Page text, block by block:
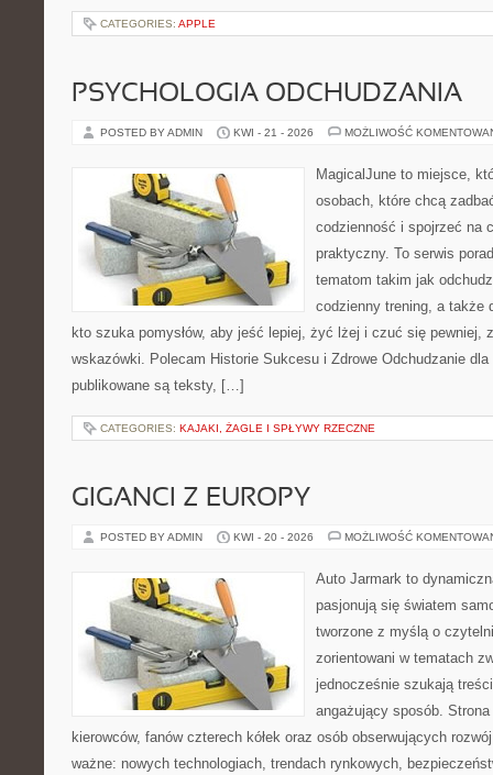
CATEGORIES: APPLE
PSYCHOLOGIA ODCHUDZANIA
POSTED BY ADMIN KWI - 21 - 2026 MOŻLIWOŚĆ
MagicalJune to miejsce,
osobach, które chcą
codzienność i spojrzeć na
praktyczny. To serwis
tematom takim jak
codzienny trening, a także
kto szuka pomysłów, aby jeść lepiej, żyć lżej i czuć się pewniej,
wskazówki. Polecam Historie Sukcesu i Zdrowe Odchudzanie
publikowane są teksty, […]
CATEGORIES: KAJAKI, ŻAGLE I SPŁYWY RZECZNE
GIGANCI Z EUROPY
POSTED BY ADMIN KWI - 20 - 2026 MOŻLIWOŚĆ
Auto Jarmark to
pasjonują się światem
tworzone z myślą o
zorientowani w tematach
jednocześnie szukają
angażujący sposób.
kierowców, fanów czterech kółek oraz osób obserwujących
ważne: nowych technologiach, trendach rynkowych,